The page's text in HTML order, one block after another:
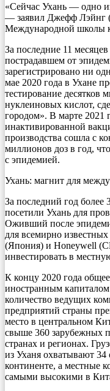
«Сейчас Ухань — одно
— заявил Джефф Лэйнг
Международной школы
За последние 11
пострадавшем от
зарегистрировано ни
мае 2020 года в Ухане
тестирование десятков
нуклеиновых кислот,
городом». В марте 2021
инактивированной
производства сошла с
миллионов доз в год,
с эпидемией.
Ухань: магнит для
За последний год более
посетили Ухань для
Оживший после
для всемирно
(Япония) и Honeywell
инвестировать в
К концу 2020 года
иностранным
количество ведущих
предприятий страны
место в центральном
свыше 360 зарубежных
странах и регионах.
из Уханя охватывают 34
континенте, а местные
самыми высокими в